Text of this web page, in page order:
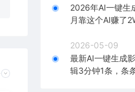
2026年AI一键生
月靠这个AI赚了
2026-05-09
最新AI一键生成
辑3分钟1条，条